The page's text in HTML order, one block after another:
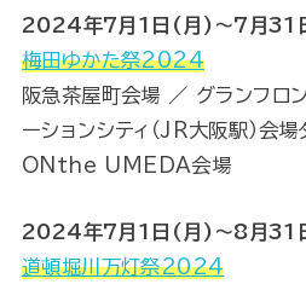
2024年7月1日(月)～7月31
梅田ゆかた祭2024
阪急茶屋町会場 ／ グランフロ
ーションシティ（JR大阪駅）会
ONthe UMEDA会場
2024年7月1日(月)～8月31
道頓堀川万灯祭2024